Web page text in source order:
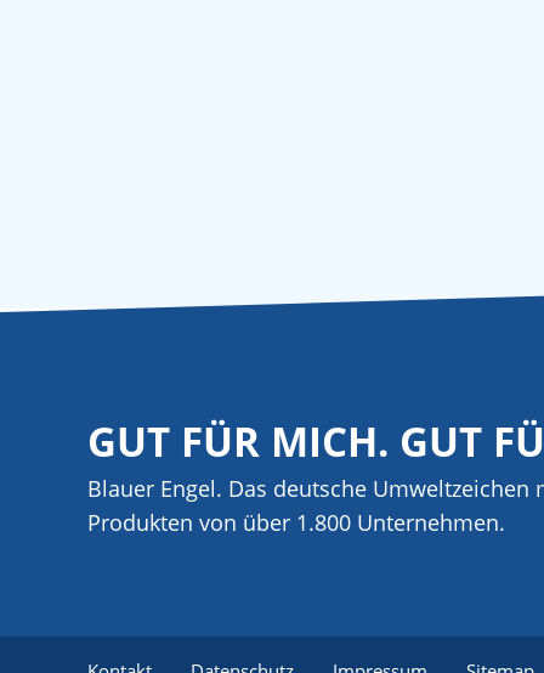
GUT FÜR MICH. GUT
Blauer Engel. Das deutsche Umweltzeichen
Produkten von über 1.800 Unternehmen.